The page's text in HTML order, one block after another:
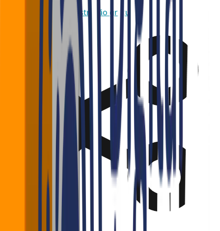
Agende uma demonstração gratuita